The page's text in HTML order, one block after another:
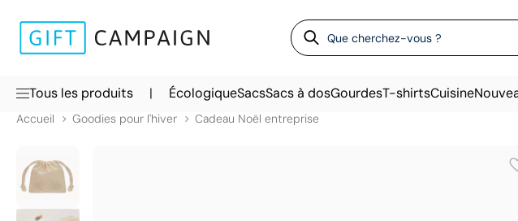
Tous les produits | ÉcologiqueSacsSacs à dosGourdesT-shirtsCuisine
Accueil Goodies pour l'hiver Cadeau Noël entreprise